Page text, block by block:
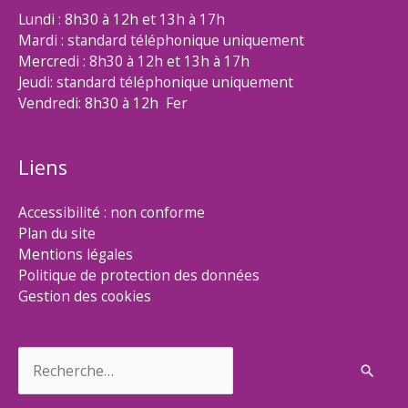
Lundi : 8h30 à 12h et 13h à 17h
Mardi : standard téléphonique uniquement
Mercredi : 8h30 à 12h et 13h à 17h
Jeudi: standard téléphonique uniquement
Vendredi: 8h30 à 12h Fer
Liens
Accessibilité : non conforme
Plan du site
Mentions légales
Politique de protection des données
Gestion des cookies